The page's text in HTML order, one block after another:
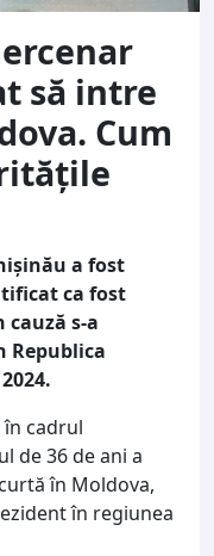
să intre
Cum
a fost
ca fost
cauză s-a
Republica
cadrul
de 36 de ani a
în Moldova,
în regiunea